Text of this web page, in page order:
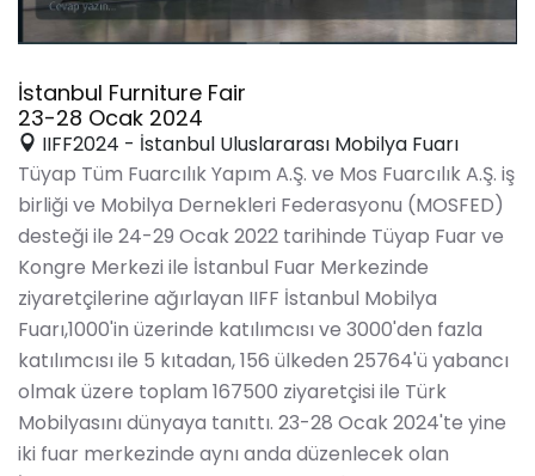
İstanbul Furniture Fair
23-28 Ocak 2024
IIFF2024 - İstanbul Uluslararası Mobilya Fuarı
Tüyap Tüm Fuarcılık Yapım A.Ş. ve Mos Fuarcılık A.Ş. iş
birliği ve Mobilya Dernekleri Federasyonu (MOSFED)
desteği ile 24-29 Ocak 2022 tarihinde Tüyap Fuar ve
Kongre Merkezi ile İstanbul Fuar Merkezinde
ziyaretçilerine ağırlayan IIFF İstanbul Mobilya
Fuarı,1000'in üzerinde katılımcısı ve 3000'den fazla
katılımcısı ile 5 kıtadan, 156 ülkeden 25764'ü yabancı
olmak üzere toplam 167500 ziyaretçisi ile Türk
Mobilyasını dünyaya tanıttı. 23-28 Ocak 2024'te yine
iki fuar merkezinde aynı anda düzenlecek olan